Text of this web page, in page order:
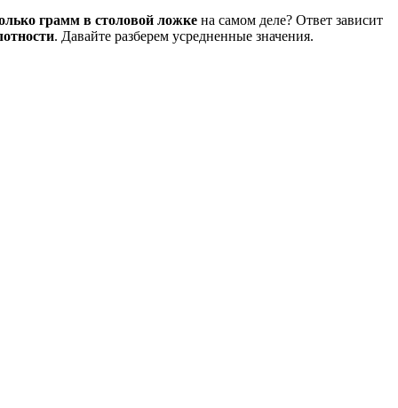
грамм в столовой ложке на самом деле? Ответ зависит
. Давайте разберем усредненные значения.